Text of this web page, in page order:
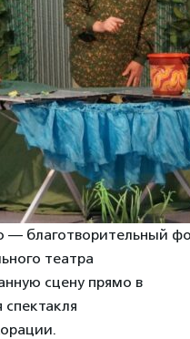
— благотворительный
театра
сцену прямо в